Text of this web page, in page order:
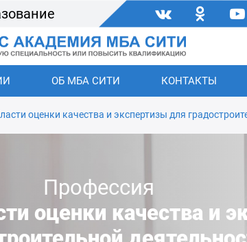
ОБ МБА СИТИ КОНТАКТЫ
оценки качества и экспертизы для
Профессия
оценки качества и